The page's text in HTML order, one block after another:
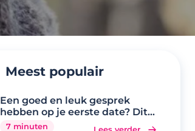
Meest populair
Een goed en leuk gesprek
hebben op je eerste date? Dit
zijn de 20 beste
7 minuten